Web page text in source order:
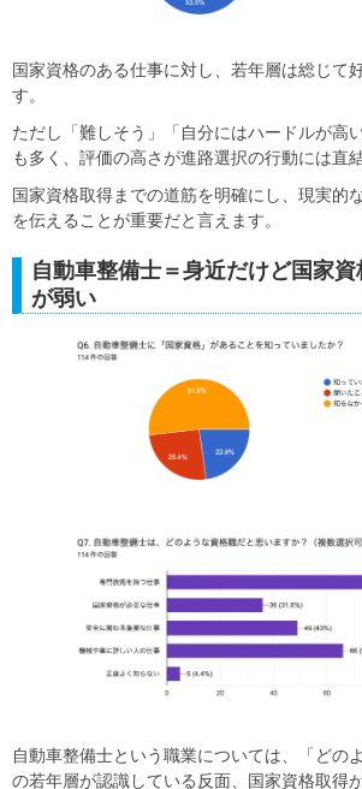
国家資格のある仕事に対し、若年層は総じて
す。
ただし「難しそう」「自分にはハードルが高
も多く、評価の高さが進路選択の行動には直
国家資格取得までの道筋を明確にし、現実的
を伝えることが重要だと言えます。
自動車整備士＝身近だけど国家資
が弱い
自動車整備士という職業については、「どの
の若年層が認識している反面、国家資格取得